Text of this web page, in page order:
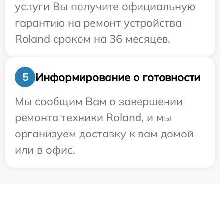
услуги Вы получите официальную
гарантию на ремонт устройства
Roland сроком на 36 месяцев.
5
Информирование о готовности
Мы сообщим Вам о завершении
ремонта техники Roland, и мы
организуем доставку к вам домой
или в офис.